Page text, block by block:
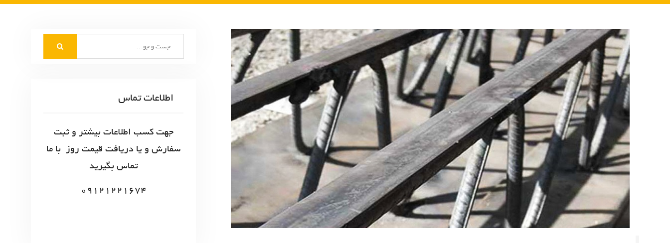
اطلاعات تماس
جهت کسب اطلاعات بیشتر و ثبت
سفارش و یا دریافت قیمت روز با ما
تماس بگیرید
09121221674